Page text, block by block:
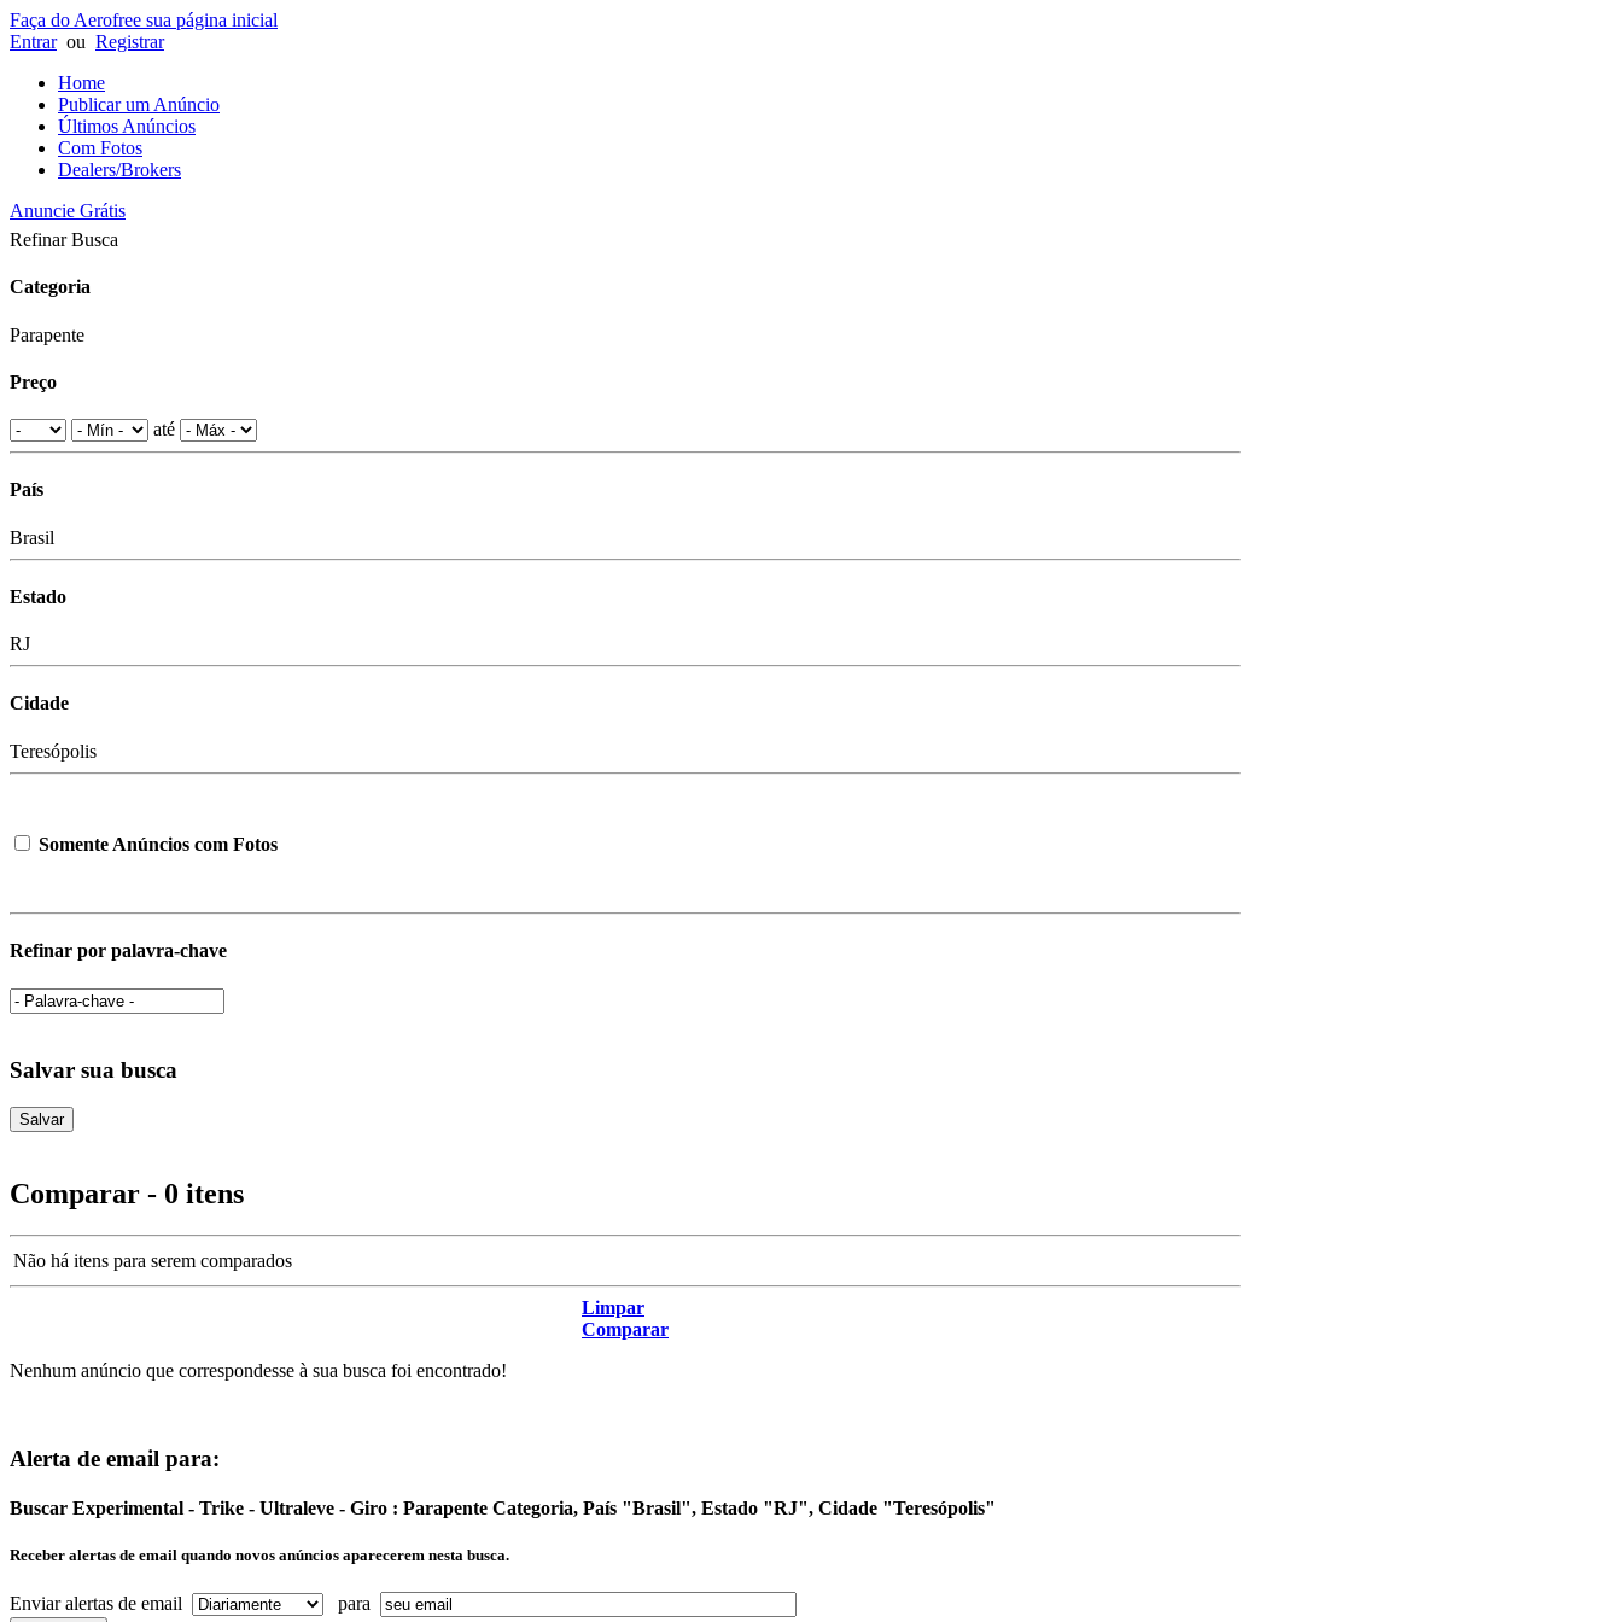
Faça do Aerofree sua página inicial
Entrarou Registrar
Home
Publicar um Anúncio
Últimos Anúncios
Com Fotos
Dealers/Brokers
Anuncie Grátis
Refinar Busca
Categoria
Parapente
Preço
até
País
Brasil
Estado
RJ
Cidade
Teresópolis
Somente Anúncios com Fotos
Refinar por palavra-chave
Salvar sua busca
Comparar - 0 itens
Não há itens para serem comparados
Limpar
Comparar
Nenhum anúncio que correspondesse à sua busca foi encontrado!
Alerta de email para:
Buscar Experimental - Trike - Ultraleve - Giro : Parapente Categoria, País "Brasil", Estado "RJ", Cidade "Teresópolis"
Receber alertas de email quando novos anúncios aparecerem nesta busca.
Enviar alertas de email para